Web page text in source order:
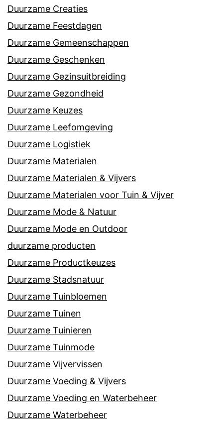
Duurzame Creaties
Duurzame Feestdagen
Duurzame Gemeenschappen
Duurzame Geschenken
Duurzame Gezinsuitbreiding
Duurzame Gezondheid
Duurzame Keuzes
Duurzame Leefomgeving
Duurzame Logistiek
Duurzame Materialen
Duurzame Materialen & Vijvers
Duurzame Materialen voor Tuin & Vijver
Duurzame Mode & Natuur
Duurzame Mode en Outdoor
duurzame producten
Duurzame Productkeuzes
Duurzame Stadsnatuur
Duurzame Tuinbloemen
Duurzame Tuinen
Duurzame Tuinieren
Duurzame Tuinmode
Duurzame Vijvervissen
Duurzame Voeding & Vijvers
Duurzame Voeding en Waterbeheer
Duurzame Waterbeheer